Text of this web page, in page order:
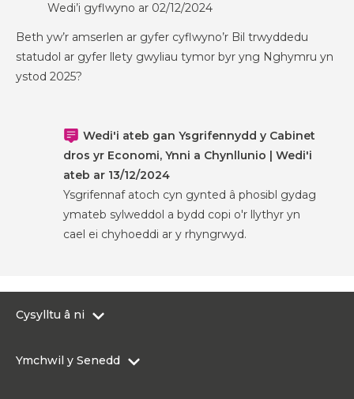
Wedi’i gyflwyno ar 02/12/2024
Beth yw’r amserlen ar gyfer cyflwyno’r Bil trwyddedu
statudol ar gyfer llety gwyliau tymor byr yng Nghymru yn
ystod 2025?
Wedi'i ateb gan Ysgrifennydd y Cabinet
dros yr Economi, Ynni a Chynllunio | Wedi'i
ateb ar 13/12/2024
Ysgrifennaf atoch cyn gynted â phosibl gydag
ymateb sylweddol a bydd copi o'r llythyr yn
cael ei chyhoeddi ar y rhyngrwyd.
Cysylltu â ni
Ymchwil y Senedd